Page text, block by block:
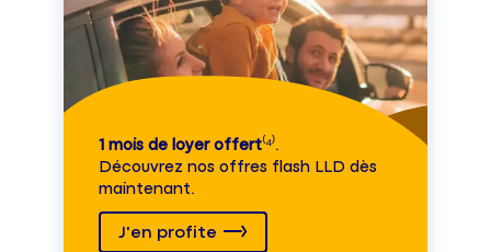
1 mois de loyer offert⁽⁴⁾.
Découvrez nos offres flash LLD dès
maintenant.
J'en profite